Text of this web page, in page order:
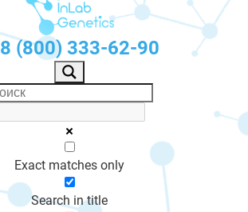
8 (800) 333-62-90
Exact matches only
Search in title